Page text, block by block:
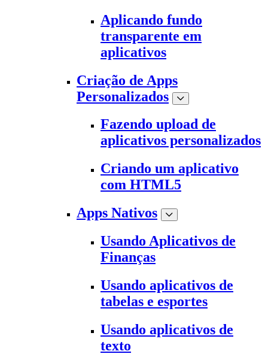
Aplicando fundo
transparente em
aplicativos
Criação de Apps
Personalizados
Fazendo upload de
aplicativos personalizados
Criando um aplicativo
com HTML5
Apps Nativos
Usando Aplicativos de
Finanças
Usando aplicativos de
tabelas e esportes
Usando aplicativos de
texto